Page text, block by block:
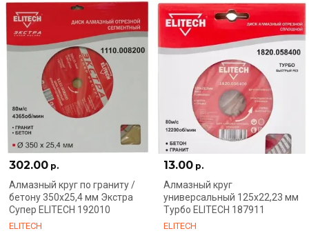
302.00 р.
Алмазный круг по граниту /
бетону 350х25,4 мм Экстра
Супер ELITECH 192010
ELITECH
13.00 р.
Алмазный круг
универсальный 125x22,23 мм
Турбо ELITECH 187911
ELITECH